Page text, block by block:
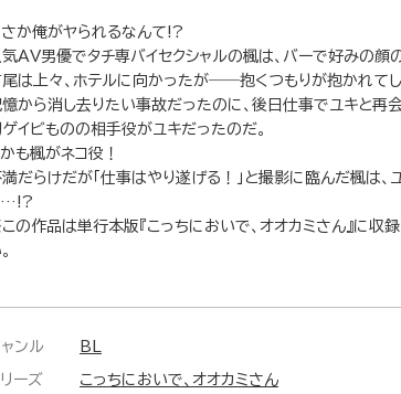
か俺がヤられるなんて!?
AV男優でタチ専バイセクシャルの楓は、バーで好みの顔
は上々、ホテルに向かったが――抱くつもりが抱かれてし
から消し去りたい事故だったのに、後日仕事でユキと再会
イビものの相手役がユキだったのだ。
も楓がネコ役！
だらけだが「仕事はやり遂げる！」と撮影に臨んだ楓は
…!?
の作品は単行本版『こっちにおいで、オオカミさん』に収
ンル BL
ーズ こっちにおいで、オオカミさん